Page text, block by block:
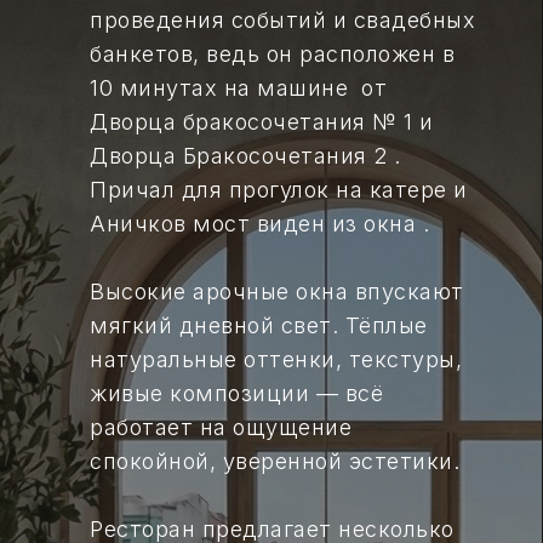
проведения событий и свадебных
банкетов, ведь он расположен в
10 минутах на машине от
Дворца бракосочетания № 1 и
Дворца Бракосочетания 2 .
Причал для прогулок на катере и
Аничков мост виден из окна .
Высокие арочные окна впускают
мягкий дневной свет. Тёплые
натуральные оттенки, текстуры,
живые композиции — всё
работает на ощущение
спокойной, уверенной эстетики.
Ресторан предлагает несколько